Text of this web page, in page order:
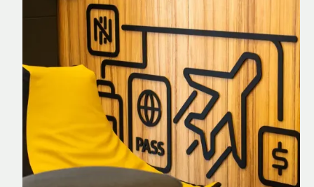
Nomad Explorer
Cartão de crédito brasileiro com cashback
em dólar